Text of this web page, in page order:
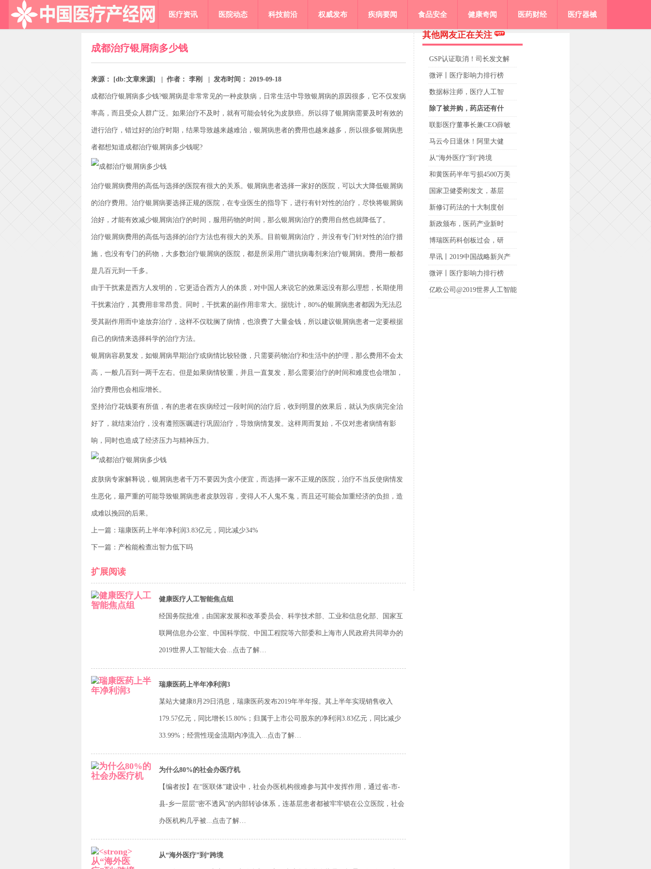
医疗资讯 医院动态 科技前沿 权威发布 疾病要闻 食品安全 健康奇闻 医药财经 医疗器械
成都治疗银屑病多少钱
来源： [db:文章来源] | 作者： 李刚 | 发布时间： 2019-09-18
成都治疗银屑病多少钱?银屑病是非常常见的一种皮肤病，日常生活中导致银屑病的原因很多，它不仅发病
率高，而且受众人群广泛。如果治疗不及时，就有可能会转化为皮肤癌。所以得了银屑病需要及时有效的
进行治疗，错过好的治疗时期，结果导致越来越难治，银屑病患者的费用也越来越多，所以很多银屑病患
者都想知道成都治疗银屑病多少钱呢?
治疗银屑病费用的高低与选择的医院有很大的关系。银屑病患者选择一家好的医院，可以大大降低银屑病
的治疗费用。治疗银屑病要选择正规的医院，在专业医生的指导下，进行有针对性的治疗，尽快将银屑病
治好，才能有效减少银屑病治疗的时间，服用药物的时间，那么银屑病治疗的费用自然也就降低了。
治疗银屑病费用的高低与选择的治疗方法也有很大的关系。目前银屑病治疗，并没有专门针对性的治疗措
施，也没有专门的药物，大多数治疗银屑病的医院，都是所采用广谱抗病毒剂来治疗银屑病。费用一般都
是几百元到一千多。
由于干扰素是西方人发明的，它更适合西方人的体质，对中国人来说它的效果远没有那么理想，长期使用
干扰素治疗，其费用非常昂贵。同时，干扰素的副作用非常大。据统计，80%的银屑病患者都因为无法忍
受其副作用而中途放弃治疗，这样不仅耽搁了病情，也浪费了大量金钱，所以建议银屑病患者一定要根据
自己的病情来选择科学的治疗方法。
银屑病容易复发，如银屑病早期治疗或病情比较轻微，只需要药物治疗和生活中的护理，那么费用不会太
高，一般几百到一两千左右。但是如果病情较重，并且一直复发，那么需要治疗的时间和难度也会增加，
治疗费用也会相应增长。
坚持治疗花钱要有所值，有的患者在疾病经过一段时间的治疗后，收到明显的效果后，就认为疾病完全治
好了，就结束治疗，没有遵照医嘱进行巩固治疗，导致病情复发。这样周而复始，不仅对患者病情有影
响，同时也造成了经济压力与精神压力。
皮肤病专家解释说，银屑病患者千万不要因为贪小便宜，而选择一家不正规的医院，治疗不当反使病情发
生恶化，最严重的可能导致银屑病患者皮肤毁容，变得人不人鬼不鬼，而且还可能会加重经济的负担，造
成难以挽回的后果。
上一篇： 瑞康医药上半年净利润3.83亿元，同比减少34%
下一篇： 产检能检查出智力低下吗
扩展阅读
健康医疗人工智能焦点组
经国务院批准，由国家发展和改革委员会、科学技术部、工业和信息化部、国家互
联网信息办公室、中国科学院、中国工程院等六部委和上海市人民政府共同举办的
2019世界人工智能大会... 点击了解…
瑞康医药上半年净利润3
某站大健康8月29日消息，瑞康医药发布2019年半年报。其上半年实现销售收入
179.57亿元，同比增长15.80%；归属于上市公司股东的净利润3.83亿元，同比减少
33.99%；经营性现金流期内净流入... 点击了解…
为什么80%的社会办医疗机
【编者按】在“医联体”建设中，社会办医机构很难参与其中发挥作用，通过省-市-
县-乡一层层“密不透风”的内部转诊体系，连基层患者都被牢牢锁在公立医院，社会
办医机构几乎被... 点击了解…
从“海外医疗”到“跨境
其他网友正在关注
GSP认证取消！司长发文解
微评丨医疗影响力排行榜
数据标注师，医疗人工智
除了被并购，药店还有什
联影医疗董事长兼CEO薛敏
马云今日退休！阿里大健
从“海外医疗”到“跨境
和黄医药半年亏损4500万美
国家卫健委刚发文，基层
新修订药法的十大制度创
新政颁布，医药产业新时
博瑞医药科创板过会，研
早讯丨2019中国战略新兴产
微评丨医疗影响力排行榜
亿欧公司@2019世界人工智能